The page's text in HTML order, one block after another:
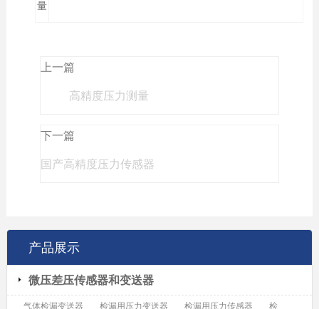
量
上一篇
高精度压力测量
下一篇
国产高精度压力传感器
产品展示
微压差压传感器和变送器
气体检漏变送器 检漏用压力变送器 检漏用压力传感器 检